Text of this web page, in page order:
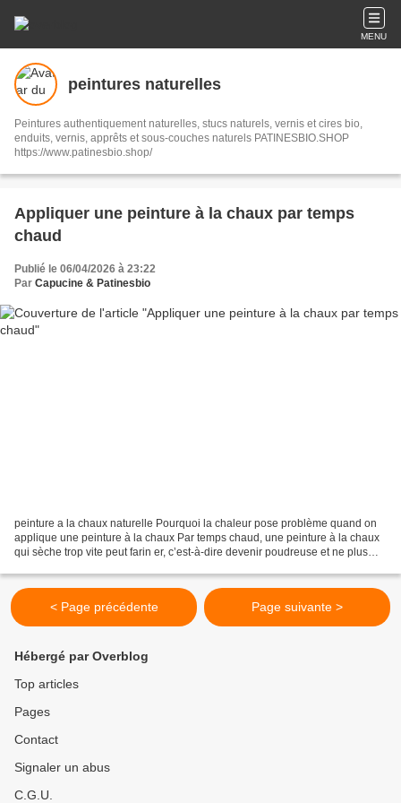
MENU
peintures naturelles
Peintures authentiquement naturelles, stucs naturels, vernis et cires bio,
enduits, vernis, apprêts et sous-couches naturels PATINESBIO.SHOP
https://www.patinesbio.shop/
Appliquer une peinture à la chaux par temps
chaud
Publié le 06/04/2026 à 23:22
Par Capucine & Patinesbio
peinture a la chaux naturelle Pourquoi la chaleur pose problème quand on
applique une peinture à la chaux Par temps chaud, une peinture à la chaux
qui sèche trop vite peut farin er, c’est-à-dire devenir poudreuse et ne plus
< Page précédente Page suivante >
Hébergé par Overblog
Top articles
Pages
Contact
Signaler un abus
C.G.U.